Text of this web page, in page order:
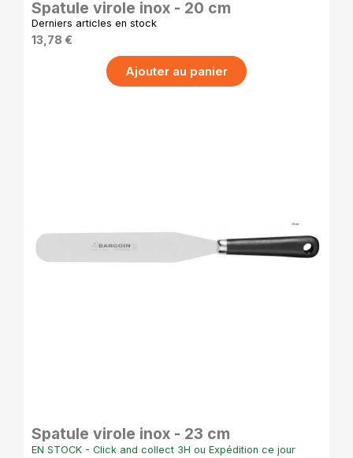
Spatule virole inox - 20 cm
Derniers articles en stock
13,78 €
Ajouter au panier
Spatule virole inox - 23 cm
EN STOCK - Click and collect 3H ou Expédition ce jour